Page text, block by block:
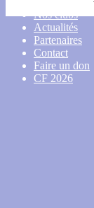
Nos clubs
Actualités
Partenaires
Contact
Faire un don
CF 2026